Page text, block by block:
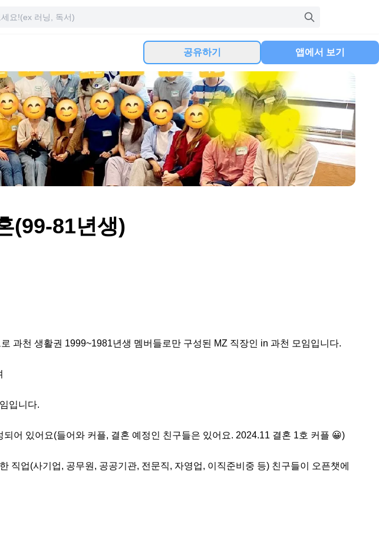
공유하기 앱에서 보기
(99-81년생)
과천 생활권 1999~1981년생 멤버들로만 구성된 MZ 직장인 in 과천 모임입니다.
입니다.
어 있어요(들어와 커플, 결혼 예정인 친구들은 있어요. 2024.11 결혼 1호 커플 😀)
직업(사기업, 공무원, 공공기관, 전문직, 자영업, 이직준비중 등) 친구들이 오픈챗에